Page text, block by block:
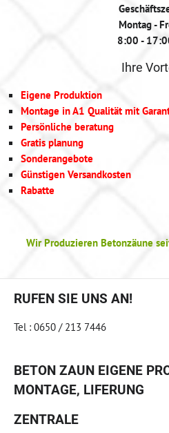
Montag -
8:00 -
Ihre
Eigene Produktion
Montage in A1 Qualität mit
Persönliche beratung
Gratis planung
Sonderangebote
Günstigen Versandkosten
Rabatte
Wir Produzieren Betonzäune
RUFEN SIE UNS AN!
Tel : 0650 / 213 7446
BETON ZAUN EIGENE
MONTAGE, LIFERUNG
ZENTRALE